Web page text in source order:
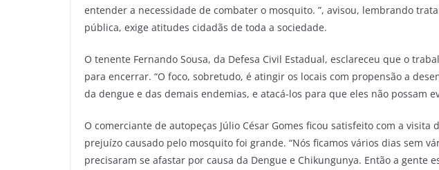
entender a necessidade de combater o mosquito. ”, avisou, lembrando
pública, exige atitudes cidadãs de toda a sociedade.
O tenente Fernando Sousa, da Defesa Civil Estadual, esclareceu que o
para encerrar. “O foco, sobretudo, é atingir os locais com propensão a
da dengue e das demais endemias, e atacá-los para que eles não possam
O comerciante de autopeças Júlio César Gomes ficou satisfeito com a visita
prejuízo causado pelo mosquito foi grande. “Nós ficamos vários dias sem
precisaram se afastar por causa da Dengue e Chikungunya. Então a gente